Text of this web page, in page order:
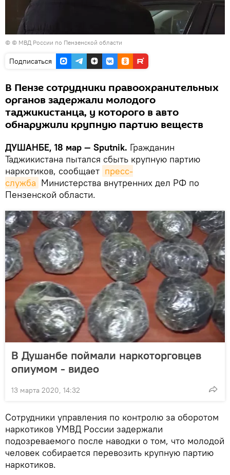
© © МВД России по Пензенской области
Подписаться
В Пензе сотрудники правоохранительных
органов задержали молодого
таджикистанца, у которого в авто
обнаружили крупную партию веществ
ДУШАНБЕ, 18 мар — Sputnik. Гражданин
Таджикистана пытался сбыть крупную партию
наркотиков, сообщает пресс-
служба Министерства внутренних дел РФ по
Пензенской области.
В Душанбе поймали наркоторговцев
опиумом - видео
13 марта 2020, 14:32
Сотрудники управления по контролю за оборотом
наркотиков УМВД России задержали
подозреваемого после наводки о том, что молодой
человек собирается перевозить крупную партию
наркотиков.